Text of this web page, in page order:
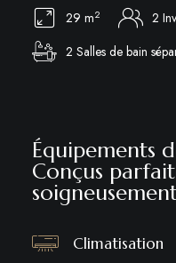
29 m2 2
2 Salles de bain
Équipements
Conçus
Climatisation